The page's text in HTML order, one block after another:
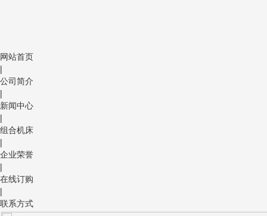
网站首页
|
公司简介
|
新闻中心
|
组合机床
|
企业荣誉
|
在线订购
|
联系方式